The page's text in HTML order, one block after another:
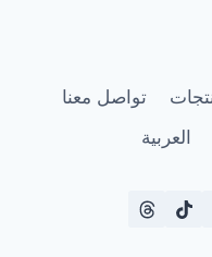
تواصل معنا
العربية